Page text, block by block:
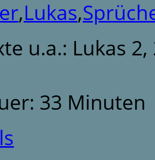
,Lukas,
u.a.: Lukas
33 Minuten